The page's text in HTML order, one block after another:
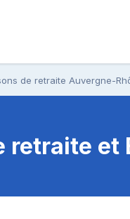
de retraite Auvergne-
retraite et